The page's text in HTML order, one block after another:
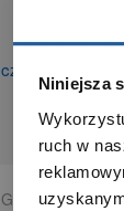
Niniejsza
ruch w
Zibi S.A.